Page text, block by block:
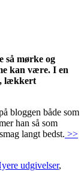
så mørke og
kan være. I en
lækkert
bloggen både som
han så som
langt bedst. >>
udgivelser,